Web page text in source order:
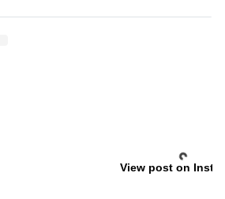
View post on